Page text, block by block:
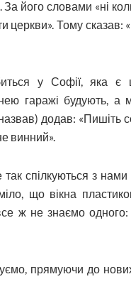
його словами «ні
Тому сказав:
у Софії, яка
гаражі будують, а
додав: «Пишіть
винний».
спілкуються з нами
що вікна
ж не знаємо
прямуючи до